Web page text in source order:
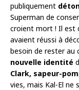
publiquement
Superman de
croient mort ! Il est
avaient réussi à
besoin de rester au
nouvelle identité
Clark, sapeur-
vies, mais Kal-El ne